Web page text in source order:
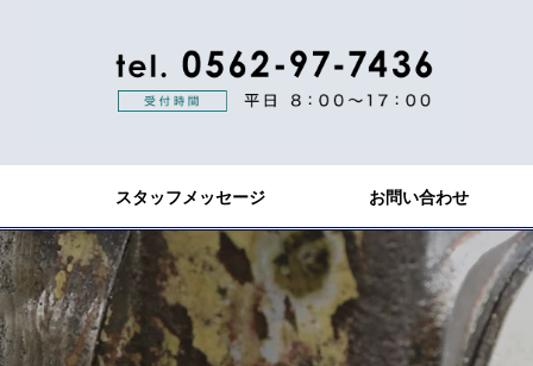
スタッフメッセージ お問い合わせ